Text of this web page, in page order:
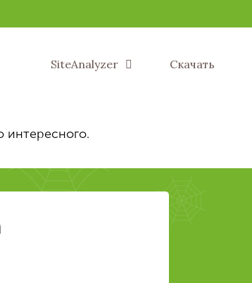
SiteAnalyzer Скачать
интересного.